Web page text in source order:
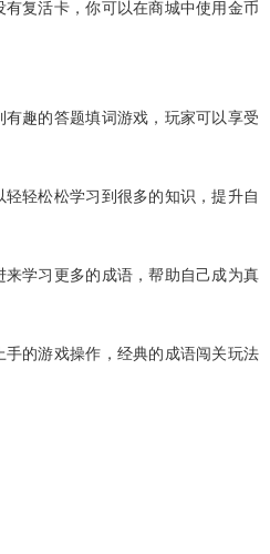
复活卡，你可以在商城中使用金币
趣的答题填词游戏，玩家可以享受
轻松松学习到很多的知识，提升自
学习更多的成语，帮助自己成为真
的游戏操作，经典的成语闯关玩法